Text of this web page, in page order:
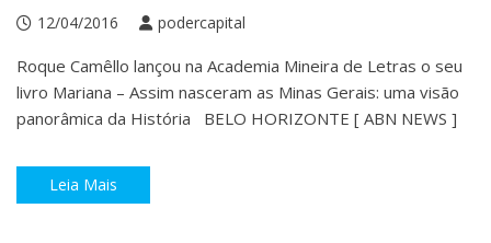
12/04/2016 podercapital
Roque Camêllo lançou na Academia Mineira de Letras o seu
livro Mariana – Assim nasceram as Minas Gerais: uma visão
panorâmica da História BELO HORIZONTE [ ABN NEWS ]
Leia Mais
Cultura
Educação